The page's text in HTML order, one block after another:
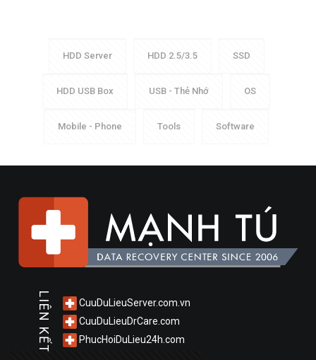
HDD Server HDD 2.5/3.5 SSD
HDD USB Box USB - Thẻ Nhớ OS
Mobile - Phone Tools Software
LIÊN KẾT
CuuDuLieuServer.com.vn
CuuDuLieuDrCare.com
PhucHoiDuLieu24h.com